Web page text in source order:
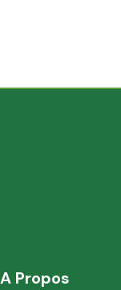
A Propos